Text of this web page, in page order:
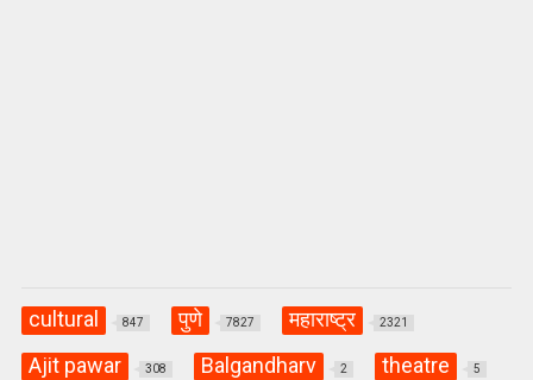
cultural 847 पुणे 7827 महाराष्ट्र 2321
Ajit pawar 308 Balgandharv 2 theatre 5